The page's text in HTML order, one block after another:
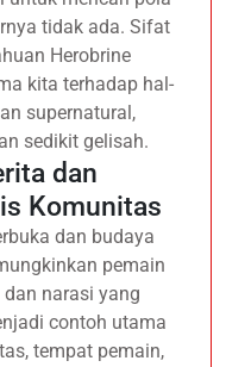
tidak ada. Sifat
Herobrine
kita terhadap hal-
supernatural,
sedikit gelisah.
dan
Komunitas
dan budaya
pemain
narasi yang
contoh utama
tempat pemain,